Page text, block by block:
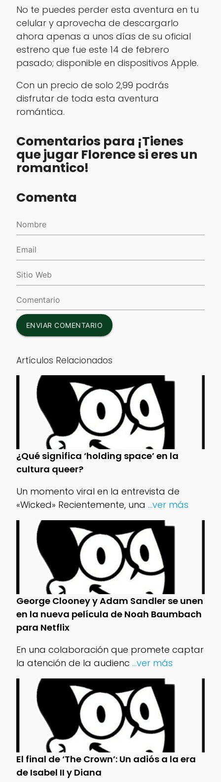
No te puedes perder esta aventura en tu
celular y aprovecha de descargarlo
ahora apenas a unos días de su oficial
estreno que fue este 14 de febrero
pasado; disponible en dispositivos Apple.
Con un precio de solo 2,99 podrás
disfrutar de toda esta aventura
romántica.
Comentarios para ¡Tienes
que jugar Florence si eres un
romantico!
Comenta
ENVIAR COMENTARIO
Artículos Relacionados
¿Qué significa ‘holding space’ en la
cultura queer?
Un momento viral en la entrevista de
«Wicked» Recientemente, una ...ver más
George Clooney y Adam Sandler se unen
en la nueva película de Noah Baumbach
para Netflix
En una colaboración que promete captar
la atención de la audienc ...ver más
El final de ‘The Crown’: Un adiós a la era
de Isabel II y Diana